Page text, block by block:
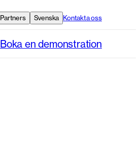
Partners Svenska Kontakta oss
Boka en demonstration